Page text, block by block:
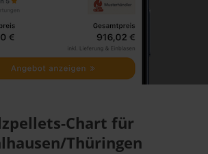
Chart für
Thüringen